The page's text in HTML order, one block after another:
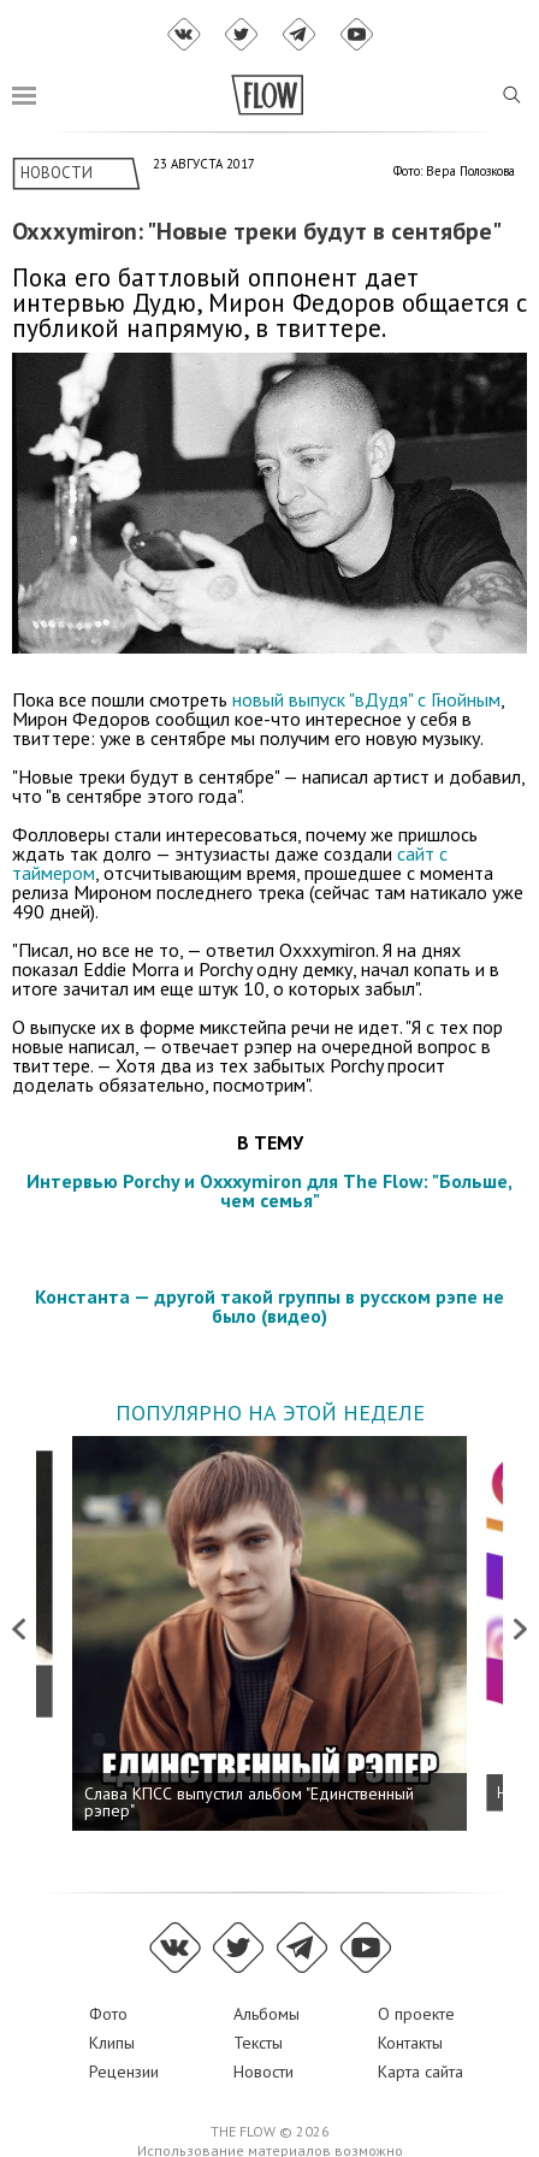
НОВОСТИ 23 АВГУСТА 2017 Фото: Вера Полозкова
Oxxxymiron: "Новые треки будут в сентябре"
Пока его баттловый оппонент дает
интервью Дудю, Мирон Федоров общается с
публикой напрямую, в твиттере.
Пока все пошли смотреть новый выпуск "вДудя" с Гнойным,
Мирон Федоров сообщил кое-что интересное у себя в
твиттере: уже в сентябре мы получим его новую музыку.
"Новые треки будут в сентябре" — написал артист и добавил,
что "в сентябре этого года".
Фолловеры стали интересоваться, почему же пришлось
ждать так долго — энтузиасты даже создали сайт с
таймером, отсчитывающим время, прошедшее с момента
релиза Мироном последнего трека (сейчас там натикало уже
490 дней).
"Писал, но все не то, — ответил Oxxxymiron. Я на днях
показал Eddie Morra и Porchy одну демку, начал копать и в
итоге зачитал им еще штук 10, о которых забыл".
О выпуске их в форме микстейпа речи не идет. "Я с тех пор
новые написал, — отвечает рэпер на очередной вопрос в
твиттере. — Хотя два из тех забытых Porchy просит
доделать обязательно, посмотрим".
В ТЕМУ
Интервью Porchy и Oxxxymiron для The Flow: "Больше,
чем семья"
Константа — другой такой группы в русском рэпе не
было (видео)
ПОПУЛЯРНО НА ЭТОЙ НЕДЕЛЕ
Previous
Слава КПСС выпустил альбом "Единственный
рэпер"
Next
Фото Альбомы
О проекте
Клипы
Тексты
Контакты
Рецензии
Новости Карта сайта
THE FLOW © 2026
Использование материалов возможно